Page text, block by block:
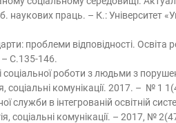
праць. – К.: Університет
проблеми відповідності. Освіта
– С.135-146.
роботи з людьми з
соціальні комунікації. 2017. – № 1
служби в інтегрованій освітній
соціальні комунікації. – 2017, №